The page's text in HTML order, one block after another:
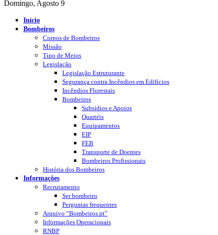
Domingo, Agosto 9
Início
Bombeiros
Corpos de Bombeiros
Missão
Tipo de Meios
Legislação
Legislação Estruturante
Segurança contra Incêndios em Edificios
Incêndios Florestais
Bombeiros
Subsídios e Apoios
Quartéis
Equipamentos
EIP
FEB
Transporte de Doentes
Bombeiros Profissionais
História dos Bombeiros
Informações
Recrutamento
Ser bombeiro
Perguntas frequentes
Arquivo “Bombeiros.pt”
Informações Operacionais
RNBP